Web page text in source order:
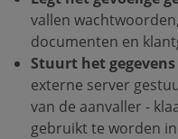
vallen
documenten en
Stuurt het
externe server
van de aanvaller -
gebruikt te worden